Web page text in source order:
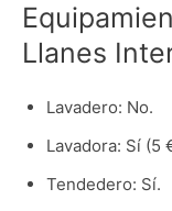
Llanes
Lavadero: No.
Lavadora: Sí (5
Tendedero: Sí.